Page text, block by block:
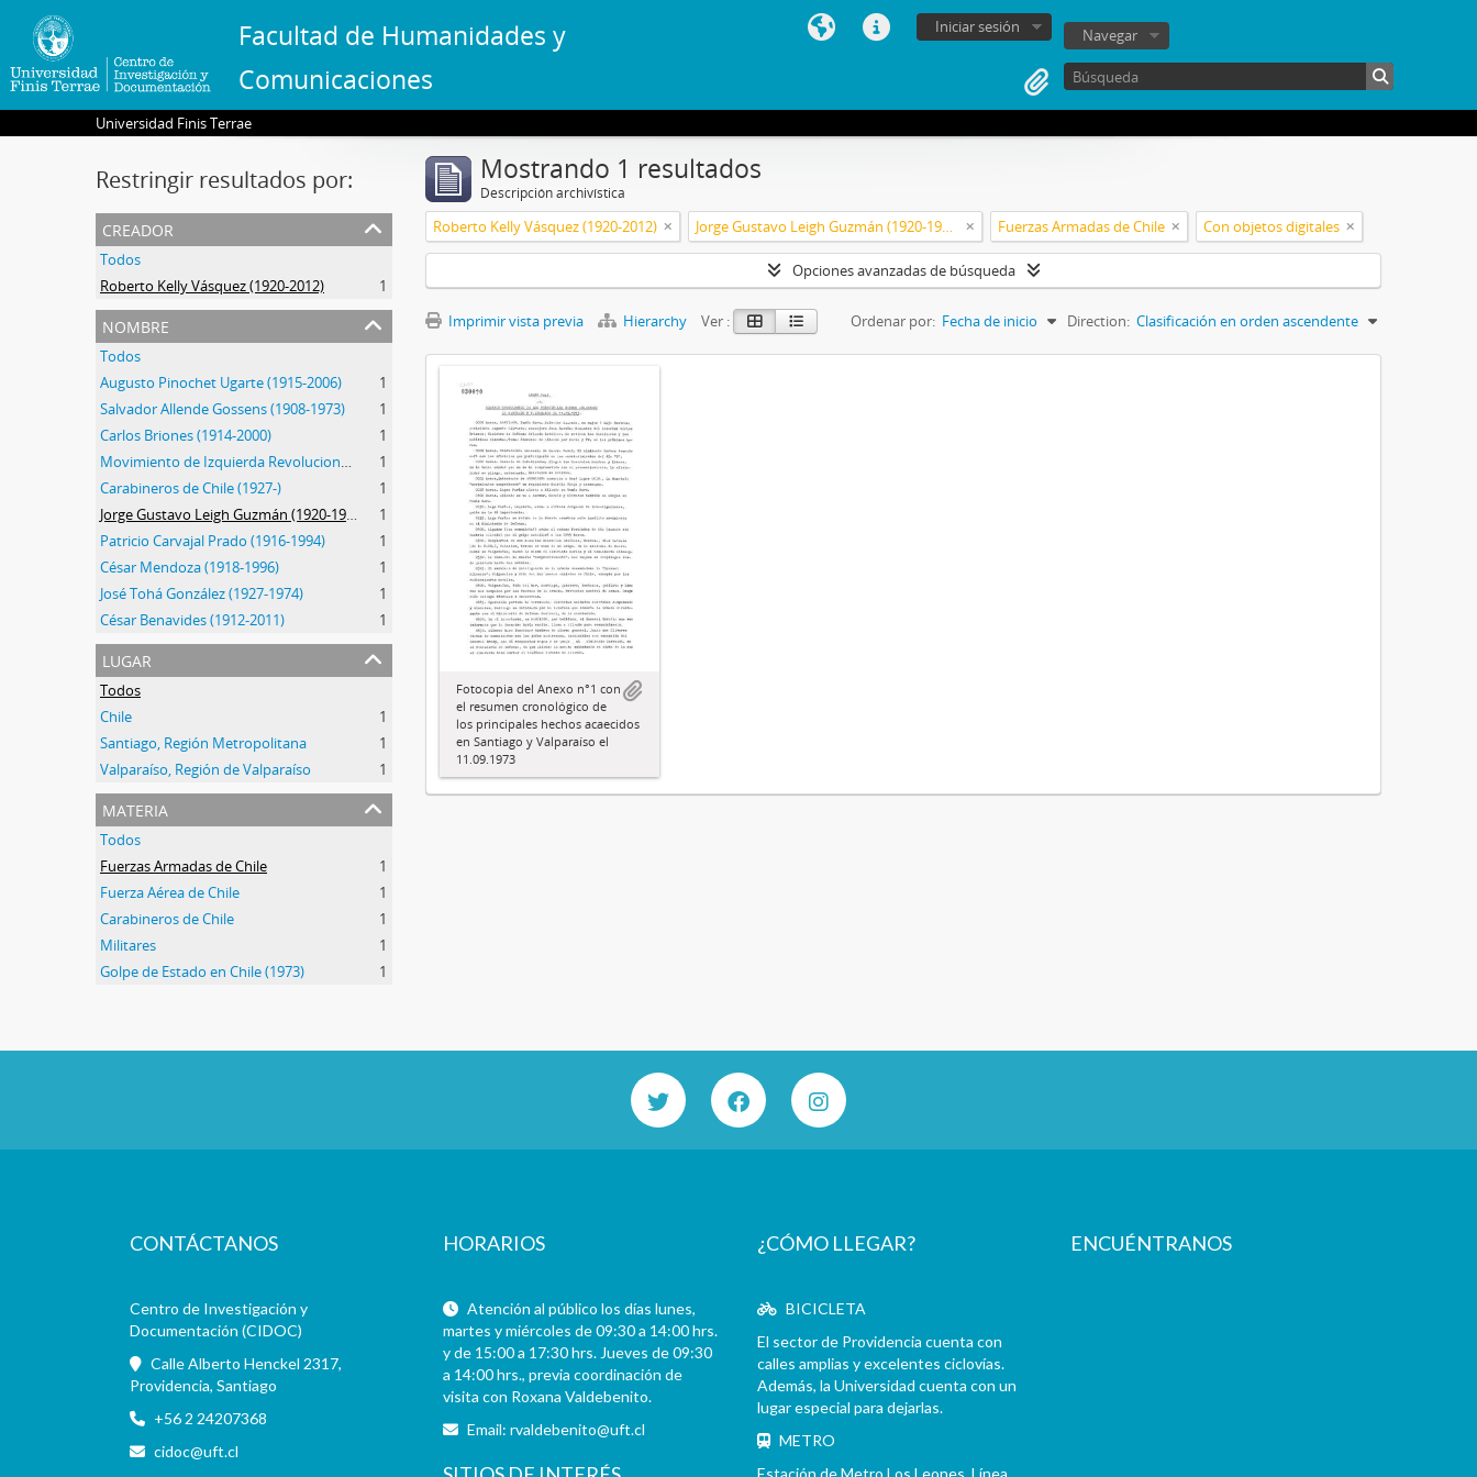
Facultad de Humanidades y
Comunicaciones
Iniciar sesión Navegar
Universidad Finis Terrae
Restringir resultados por:
creador
Todos
Roberto Kelly Vásquez (1920-2012)
1
nombre
Todos
Augusto Pinochet Ugarte (1915-2006)
1
Salvador Allende Gossens (1908-1973)
1
Carlos Briones (1914-2000)
1
Movimiento de Izquierda Revolucionario (MIR) (1965-1990)
1
Carabineros de Chile (1927-)
1
Jorge Gustavo Leigh Guzmán (1920-1999)
1
Patricio Carvajal Prado (1916-1994)
1
César Mendoza (1918-1996)
1
José Tohá González (1927-1974)
1
César Benavides (1912-2011)
1
lugar
Todos
Chile
1
Santiago, Región Metropolitana
1
Valparaíso, Región de Valparaíso
1
materia
Todos
Fuerzas Armadas de Chile
1
Fuerza Aérea de Chile
1
Carabineros de Chile
1
Militares
1
Golpe de Estado en Chile (1973)
1
Mostrando 1 resultados
Descripción archivística
Roberto Kelly Vásquez (1920-2012) Jorge Gustavo Leigh Guzmán (1920-1999) Fuerzas Armadas de Chile Con objetos digitales
Opciones avanzadas de búsqueda
Imprimir vista previa Hierarchy Ver : Ordenar por: Fecha de inicio Direction: Clasificación en orden ascendente
Fotocopia del Anexo n°1 con
el resumen cronológico de
los principales hechos acaecidos
en Santiago y Valparaíso el
11.09.1973
CONTÁCTANOS
Centro de Investigación y
Documentación (CIDOC)
Calle Alberto Henckel 2317,
Providencia, Santiago
+56 2 24207368
cidoc@uft.cl
HORARIOS
Atención al público los días lunes,
martes y miércoles de 09:30 a 14:00 hrs.
y de 15:00 a 17:30 hrs. Jueves de 09:30
a 14:00 hrs., previa coordinación de
visita con Roxana Valdebenito.
Email:rvaldebenito@uft.cl
¿CÓMO LLEGAR?
BICICLETA
El sector de Providencia cuenta con
calles amplias y excelentes ciclovías.
Además, la Universidad cuenta con un
lugar especial para dejarlas.
METRO
Estación de Metro Los Leones. Línea
ENCUÉNTRANOS